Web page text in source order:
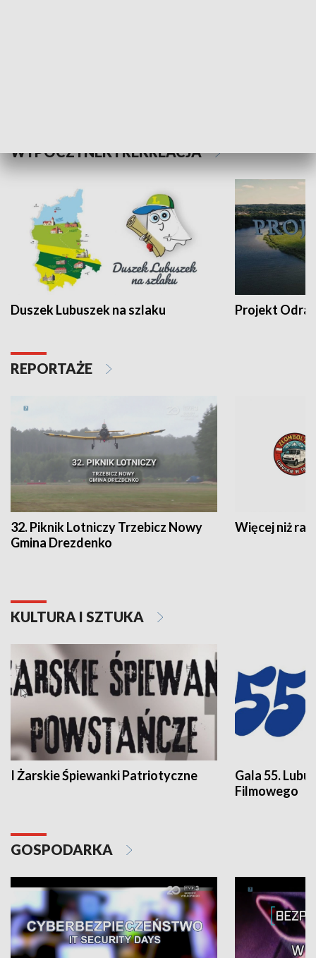
WYPOCZYNEK I REKREACJA
Duszek Lubuszek na szlaku Projekt Odra
REPORTAŻE
32. Piknik Lotniczy Trzebicz Nowy
Gmina Drezdenko
Więcej niż rajd
KULTURA I SZTUKA
I Żarskie Śpiewanki Patriotyczne
Gala 55.
Filmowego
GOSPODARKA